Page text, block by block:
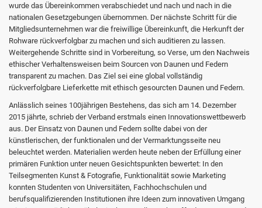
wurde das Übereinkommen verabschiedet und nach und nach in die
nationalen Gesetzgebungen übernommen. Der nächste Schritt für die
Mitgliedsunternehmen war die freiwillige Übereinkunft, die Herkunft der
Rohware rückverfolgbar zu machen und sich auditieren zu lassen.
Weitergehende Schritte sind in Vorbereitung, so Verse, um den Nachweis
ethischer Verhaltensweisen beim Sourcen von Daunen und Federn
transparent zu machen. Das Ziel sei eine global vollständig
rückverfolgbare Lieferkette mit ethisch gesourcten Daunen und Federn.
Anlässlich seines 100jährigen Bestehens, das sich am 14. Dezember
2015 jährte, schrieb der Verband erstmals einen Innovationswettbewerb
aus. Der Einsatz von Daunen und Federn sollte dabei von der
künstlerischen, der funktionalen und der Vermarktungsseite neu
beleuchtet werden. Materialien werden heute neben der Erfüllung einer
primären Funktion unter neuen Gesichtspunkten bewertet: In den
Teilsegmenten Kunst & Fotografie, Funktionalität sowie Marketing
konnten Studenten von Universitäten, Fachhochschulen und
berufsqualifizierenden Institutionen ihre Ideen zum innovativen Umgang